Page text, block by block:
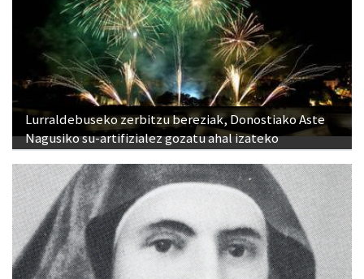
Lurraldebuseko zerbitzu bereziak, Donostiako Aste
Nagusiko su-artifizialez gozatu ahal izateko